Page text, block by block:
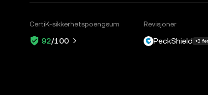
CertiK-sikkerhetspoengsum
92/100
Revisjoner
PeckShield +3